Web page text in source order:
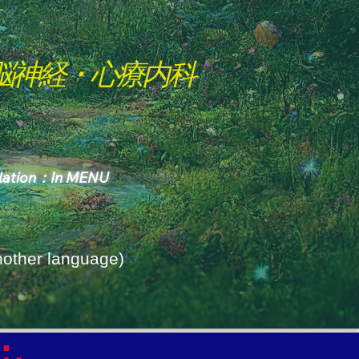
神経・心療内科
：In MENU
language)